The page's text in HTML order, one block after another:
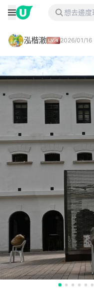
泓楷澈 2026/01/16